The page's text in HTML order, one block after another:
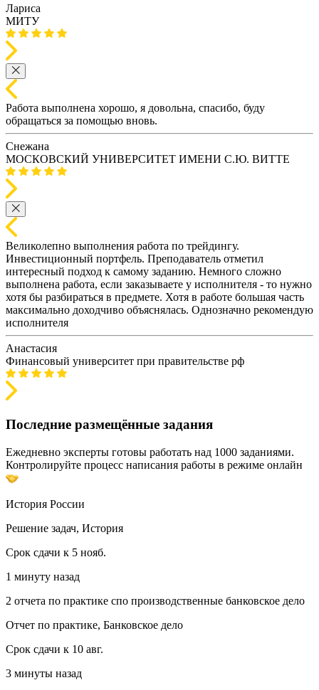
Лариса
МИТУ
Работа выполнена хорошо, я довольна, спасибо, буду
обращаться за помощью вновь.
Снежана
МОСКОВСКИЙ УНИВЕРСИТЕТ ИМЕНИ С.Ю. ВИТТЕ
Великолепно выполнения работа по трейдингу.
Инвестиционный портфель. Преподаватель отметил
интересный подход к самому заданию. Немного сложно
выполнена работа, если заказываете у исполнителя - то нужно
хотя бы разбираться в предмете. Хотя в работе большая часть
максимально доходчиво объяснялась. Однозначно рекомендую
исполнителя
Анастасия
Финансовый университет при правительстве рф
Последние размещённые задания
Ежедневно эксперты готовы работать над 1000 заданиями.
Контролируйте процесс написания работы в режиме онлайн
История России
Решение задач, История
Срок сдачи к 5 нояб.
1 минуту назад
2 отчета по практике спо производственные банковское дело
Отчет по практике, Банковское дело
Срок сдачи к 10 авг.
3 минуты назад